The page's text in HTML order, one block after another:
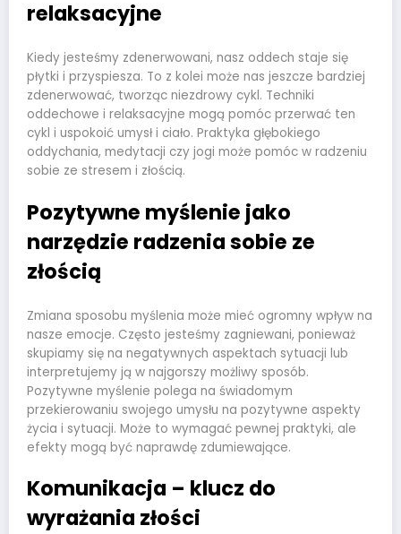
relaksacyjne
Kiedy jesteśmy zdenerwowani, nasz oddech staje się
płytki i przyspiesza. To z kolei może nas jeszcze bardziej
zdenerwować, tworząc niezdrowy cykl. Techniki
oddechowe i relaksacyjne mogą pomóc przerwać ten
cykl i uspokoić umysł i ciało. Praktyka głębokiego
oddychania, medytacji czy jogi może pomóc w radzeniu
sobie ze stresem i złością.
Pozytywne myślenie jako
narzędzie radzenia sobie ze
złością
Zmiana sposobu myślenia może mieć ogromny wpływ na
nasze emocje. Często jesteśmy zagniewani, ponieważ
skupiamy się na negatywnych aspektach sytuacji lub
interpretujemy ją w najgorszy możliwy sposób.
Pozytywne myślenie polega na świadomym
przekierowaniu swojego umysłu na pozytywne aspekty
życia i sytuacji. Może to wymagać pewnej praktyki, ale
efekty mogą być naprawdę zdumiewające.
Komunikacja – klucz do
wyrażania złości